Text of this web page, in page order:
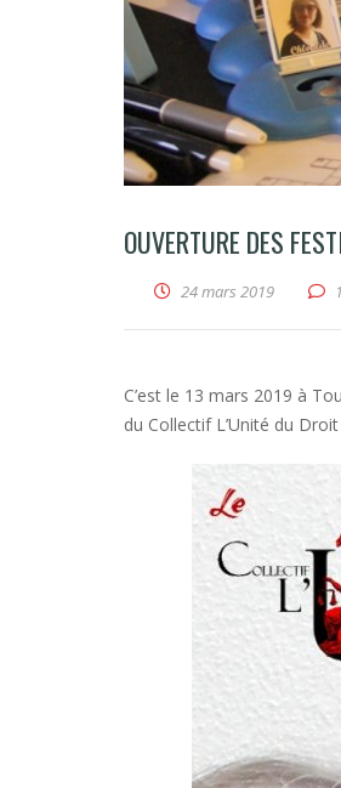
OUVERTURE DES
24 mars 2019
C’est le 13 mars 2019 à
du Collectif L’Unité du